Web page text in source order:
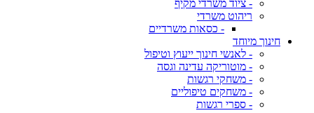
- ציוד משרדי מקיף
ריהוט משרדי
- כסאות משרדיים
חינוך מיוחד
- לאנשי חינוך ייעוץ וטיפול
- מוטוריקה עדינה וגסה
- משחקי רגשות
- משחקים טיפוליים
- ספרי רגשות